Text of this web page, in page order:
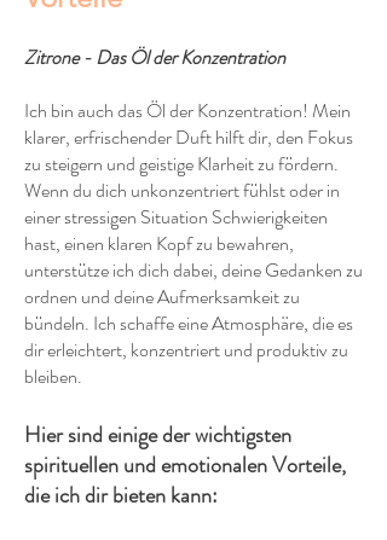
Zitrone - Das Öl der Konzentration
Ich bin auch das Öl der Konzentration! Mein
klarer, erfrischender Duft hilft dir, den Fokus
zu steigern und geistige Klarheit zu fördern.
Wenn du dich unkonzentriert fühlst oder in
einer stressigen Situation Schwierigkeiten
hast, einen klaren Kopf zu bewahren,
unterstütze ich dich dabei, deine Gedanken zu
ordnen und deine Aufmerksamkeit zu
bündeln. Ich schaffe eine Atmosphäre, die es
dir erleichtert, konzentriert und produktiv zu
bleiben.
Hier sind einige der wichtigsten
spirituellen und emotionalen Vorteile,
die ich dir bieten kann: